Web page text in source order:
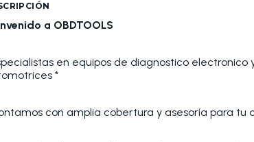
a OBDTOOLS
en equipos de diagnostico electronico
*
con amplia cobertura y asesoría para tu